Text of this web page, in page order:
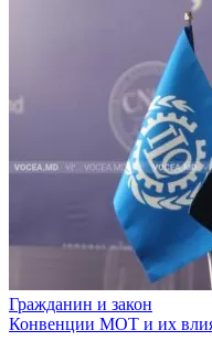
Гражданин и закон
Конвенции МОТ и их